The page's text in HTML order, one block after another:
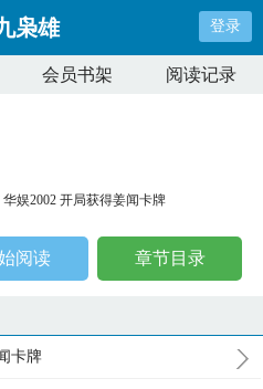
枭雄 登录
会员书架 阅读记录
娱2002 开局获得姜闻卡牌
阅读 章节目录
卡牌